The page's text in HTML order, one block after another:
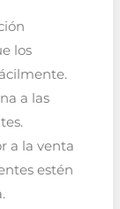
los
a las
a la venta
estén